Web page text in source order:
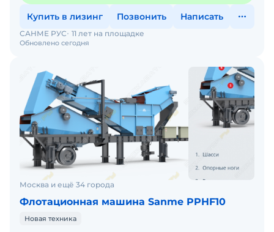
Купить в лизинг Позвонить Написать
Обновлено сегодня
САНМЕ РУС 11 лет на площадке
Москва и ещё 34 города
Флотационная машина Sanme PPHF10
Новая техника